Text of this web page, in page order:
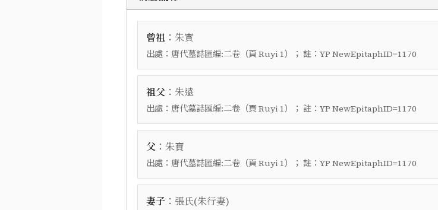
曾祖 ： 朱實
出處： 唐代墓誌匯編:二卷 （頁 Ruyi 1）； 註： YP NewEpitaphID=1170
祖父 ： 朱遠
出處： 唐代墓誌匯編:二卷 （頁 Ruyi 1）； 註： YP NewEpitaphID=1170
父 ： 朱寶
出處： 唐代墓誌匯編:二卷 （頁 Ruyi 1）； 註： YP NewEpitaphID=1170
妻子 ： 張氏(朱行妻)